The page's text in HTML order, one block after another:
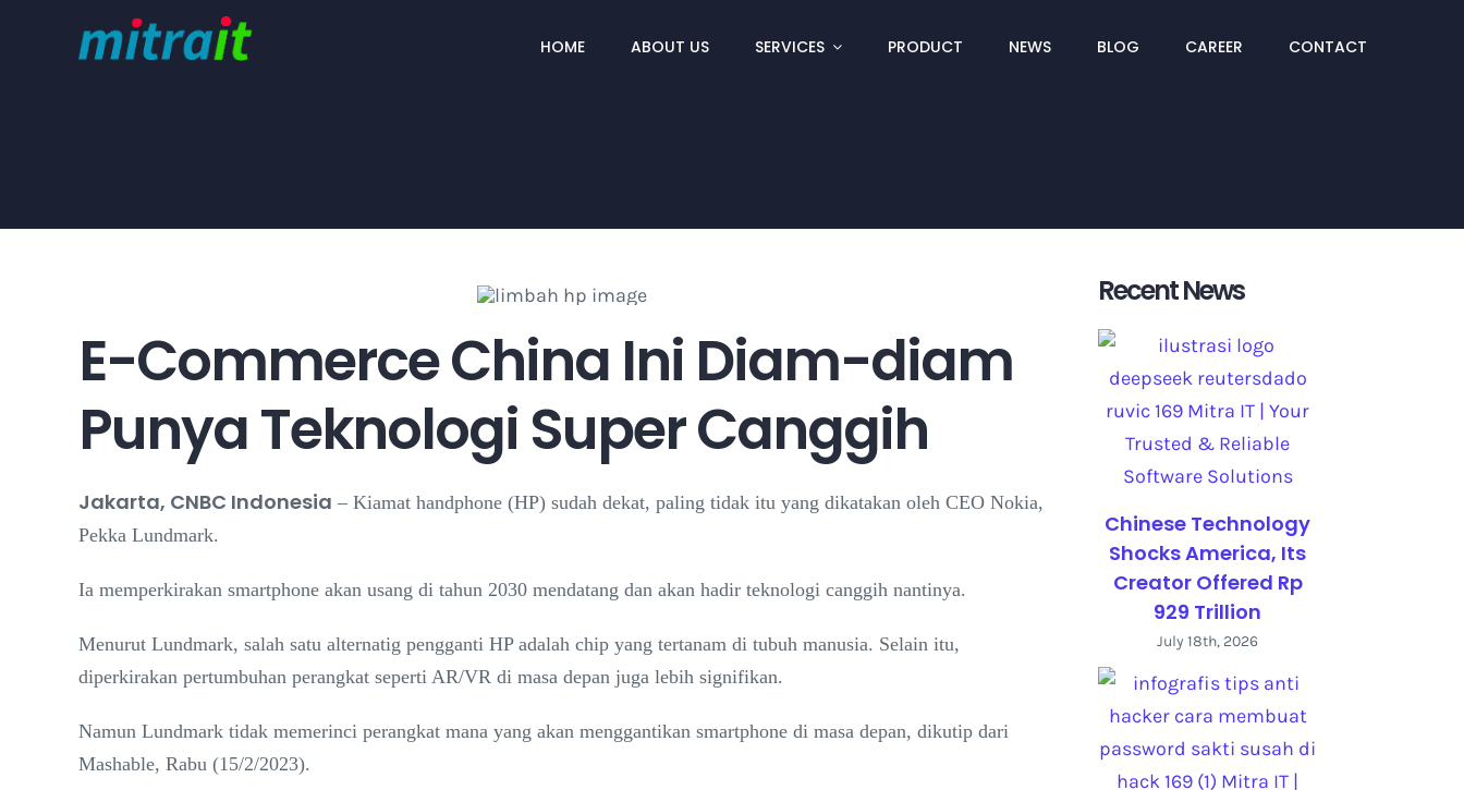
HOME ABOUT US SERVICES PRODUCT NEWS BLOG CAREER CONTACT
E-Commerce China Ini Diam-diam
Punya Teknologi Super Canggih
Jakarta, CNBC Indonesia – Kiamat handphone (HP) sudah dekat, paling tidak itu yang dikatakan oleh CEO Nokia,
Pekka Lundmark.
Ia memperkirakan smartphone akan usang di tahun 2030 mendatang dan akan hadir teknologi canggih nantinya.
Menurut Lundmark, salah satu alternatig pengganti HP adalah chip yang tertanam di tubuh manusia. Selain itu,
diperkirakan pertumbuhan perangkat seperti AR/VR di masa depan juga lebih signifikan.
Namun Lundmark tidak memerinci perangkat mana yang akan menggantikan smartphone di masa depan, dikutip dari
Mashable, Rabu (15/2/2023).
Recent News
Chinese Technology
Shocks America, Its
Creator Offered Rp
929 Trillion
July 18th, 2026